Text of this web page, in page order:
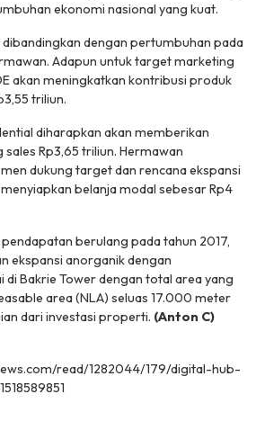
ekonomi nasional yang kuat.
dibandingkan dengan pertumbuhan pada
Adapun untuk target marketing
akan meningkatkan kontribusi produk
triliun.
diharapkan akan memberikan
Rp3,65 triliun. Hermawan
dukung target dan rencana ekspansi
belanja modal sebesar Rp4
berulang pada tahun 2017,
ekspansi anorganik dengan
di Bakrie Tower dengan total area yang
area (NLA) seluas 17.000 meter
dari investasi properti. (Anton C)
read/1282044/179/digital-hub-